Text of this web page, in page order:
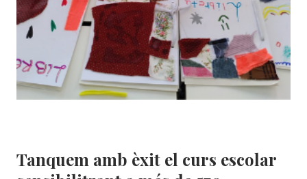
Tanquem amb èxit el curs escolar